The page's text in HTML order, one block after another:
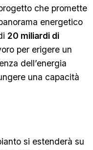
che promette
energetico
20 miliardi di
per erigere un
dell’energia
una capacità
si estenderà su